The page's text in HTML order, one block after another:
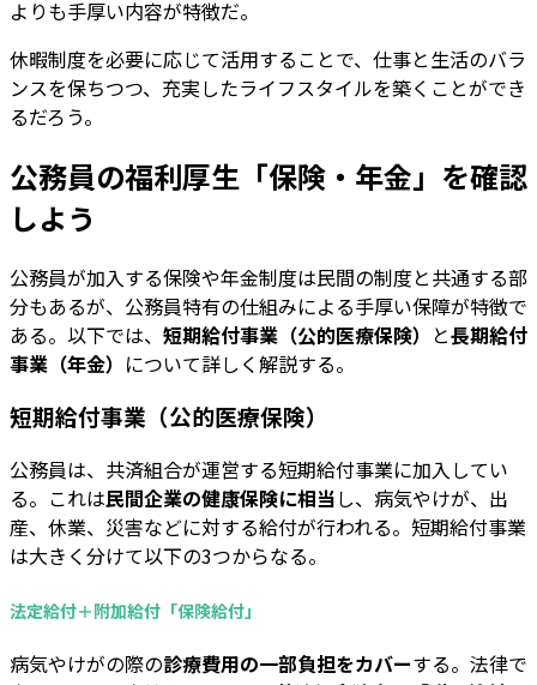
よりも手厚い内容が特徴だ。
休暇制度を必要に応じて活用することで、仕事と生活のバラ
ンスを保ちつつ、充実したライフスタイルを築くことができ
るだろう。
公務員の福利厚生「保険・年金」を確認
しよう
公務員が加入する保険や年金制度は民間の制度と共通する部
分もあるが、公務員特有の仕組みによる手厚い保障が特徴で
ある。以下では、 短期給付事業（公的医療保険） と長期給付
事業（年金） について詳しく解説する。
短期給付事業（公的医療保険）
公務員は、共済組合が運営する短期給付事業に加入してい
る。これは民間企業の健康保険に相当し、病気やけが、出
産、休業、災害などに対する給付が行われる。短期給付事業
は大きく分けて以下の3つからなる。
法定給付＋附加給付「保険給付」
病気やけがの際の診療費用の一部負担をカバーする。法律で